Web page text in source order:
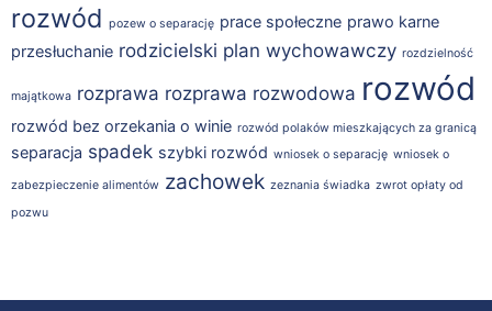
rozwód pozew o separację prace społeczne prawo karne
przesłuchanie rodzicielski plan wychowawczy rozdzielność
majątkowa rozprawa rozprawa rozwodowa rozwód
rozwód bez orzekania o winie rozwód polaków mieszkających za granicą
separacja spadek szybki rozwód wniosek o separację wniosek o
zabezpieczenie alimentów zachowek zeznania świadka zwrot opłaty od
pozwu